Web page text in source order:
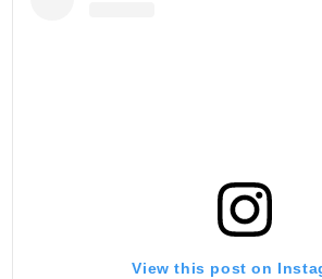
View this post on